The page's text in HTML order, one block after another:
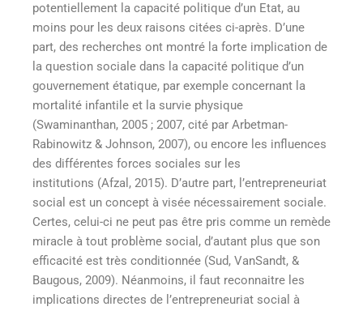
potentiellement la capacité politique d’un Etat, au
moins pour les deux raisons citées ci-après. D’une
part, des recherches ont montré la forte implication de
la question sociale dans la capacité politique d’un
gouvernement étatique, par exemple concernant la
mortalité infantile et la survie physique
(Swaminanthan, 2005 ; 2007, cité par Arbetman-
Rabinowitz & Johnson, 2007), ou encore les influences
des différentes forces sociales sur les
institutions (Afzal, 2015). D’autre part, l’entrepreneuriat
social est un concept à visée nécessairement sociale.
Certes, celui-ci ne peut pas être pris comme un remède
miracle à tout problème social, d’autant plus que son
efficacité est très conditionnée (Sud, VanSandt, &
Baugous, 2009). Néanmoins, il faut reconnaitre les
implications directes de l’entrepreneuriat social à